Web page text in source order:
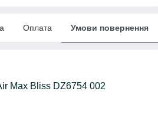
Оплата Умови повернення
Max Bliss DZ6754 002